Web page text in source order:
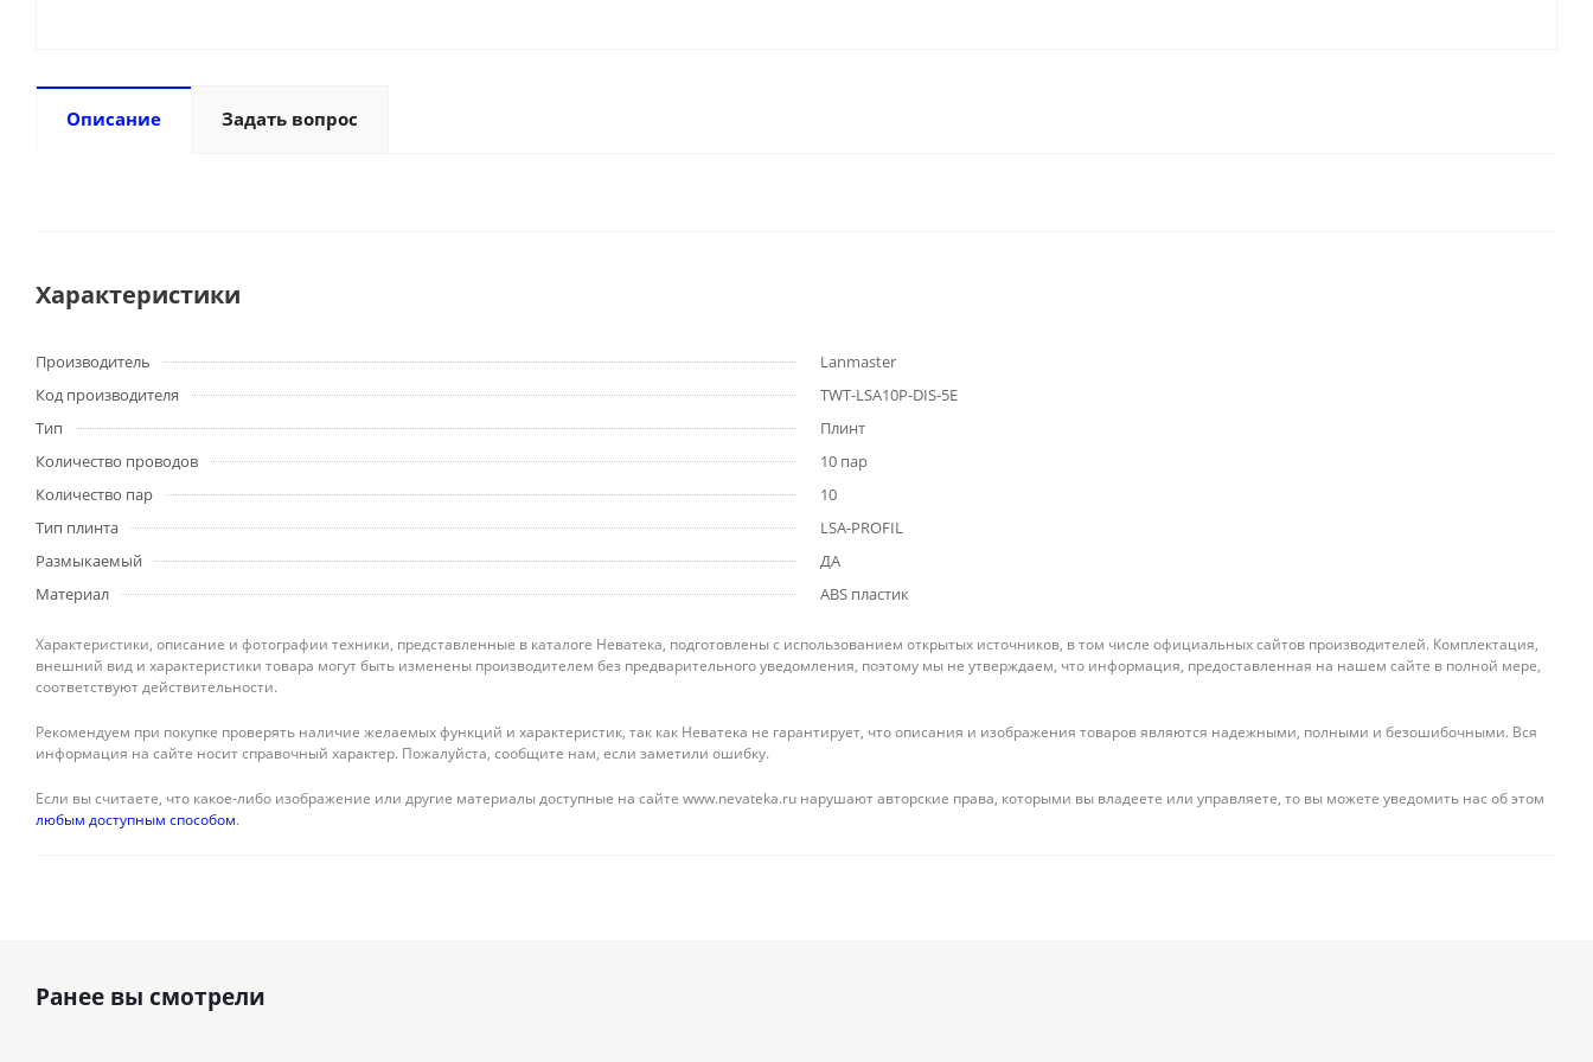
Описание Задать вопрос
Характеристики
Производитель
Lanmaster
Код производителя
TWT-LSA10P-DIS-5E
Тип
Плинт
Количество проводов
10 пар
Количество пар
10
Тип плинта
LSA-PROFIL
Размыкаемый
ДА
Материал
ABS пластик
Характеристики, описание и фотографии техники, представленные в каталоге Неватека, подготовлены с использованием открытых источников, в том числе официальных сайтов производителей. Комплектация,
внешний вид и характеристики товара могут быть изменены производителем без предварительного уведомления, поэтому мы не утверждаем, что информация, предоставленная на нашем сайте в полной мере,
соответствуют действительности.
Рекомендуем при покупке проверять наличие желаемых функций и характеристик, так как Неватека не гарантирует, что описания и изображения товаров являются надежными, полными и безошибочными. Вся
информация на сайте носит справочный характер. Пожалуйста, сообщите нам, если заметили ошибку.
Если вы считаете, что какое-либо изображение или другие материалы доступные на сайте www.nevateka.ru нарушают авторские права, которыми вы владеете или управляете, то вы можете уведомить нас об этом
любым доступным способом.
Ранее вы смотрели